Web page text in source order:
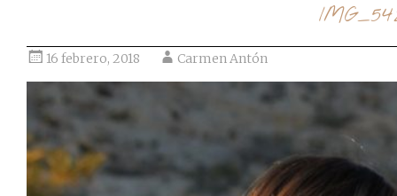
16 febrero, 2018 Carmen Antón